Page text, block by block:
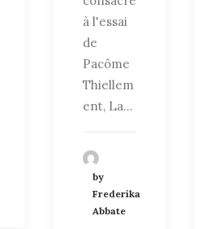
à l'essai
de
Pacôme
Thiellem
ent, La…
by
Frederika
Abbate